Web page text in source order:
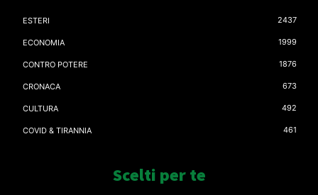
ESTERI 2437
ECONOMIA 1999
CONTRO POTERE 1876
CRONACA 673
CULTURA 492
COVID & TIRANNIA 461
Scelti per te